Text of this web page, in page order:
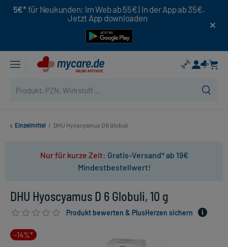
5€* für Neukunden: Im Web ab 55€ | In der App ab 35€.
Jetzt App downloaden
Einzelmittel / DHU Hyoscyamus D 6 Globuli
Nur für kurze Zeit: Gratis-Versand* ab 19€
Mindestbestellwert!
DHU Hyoscyamus D 6 Globuli, 10 g
Produkt bewerten & PlusHerzen sichern
-14%*